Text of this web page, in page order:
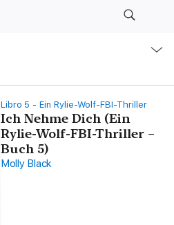
Libro 5 - Ein Rylie-Wolf-FBI-Thriller
Ich Nehme Dich (Ein
Rylie-Wolf-FBI-Thriller –
Buch 5)
Molly Black